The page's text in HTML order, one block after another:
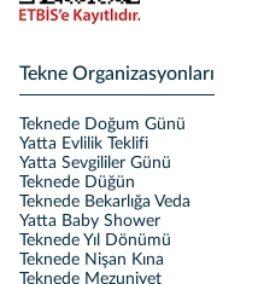
Tekne Organizasyonları
Teknede Doğum Günü
Yatta Evlilik Teklifi
Yatta Sevgililer Günü
Teknede Düğün
Teknede Bekarlığa Veda
Yatta Baby Shower
Teknede Yıl Dönümü
Teknede Nişan Kına
Teknede Mezuniyet